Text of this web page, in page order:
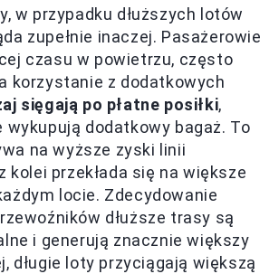
w przypadku dłuższych lotów
zupełnie inaczej. Pasażerowie
czasu w powietrzu, często
korzystanie z dodatkowych
sięgają po płatne posiłki,
wykupują dodatkowy bagaż. To
na wyższe zyski linii
kolei przekłada się na większe
locie. Zdecydowanie
dłuższe trasy są
i generują znacznie większy
długie loty przyciągają większą